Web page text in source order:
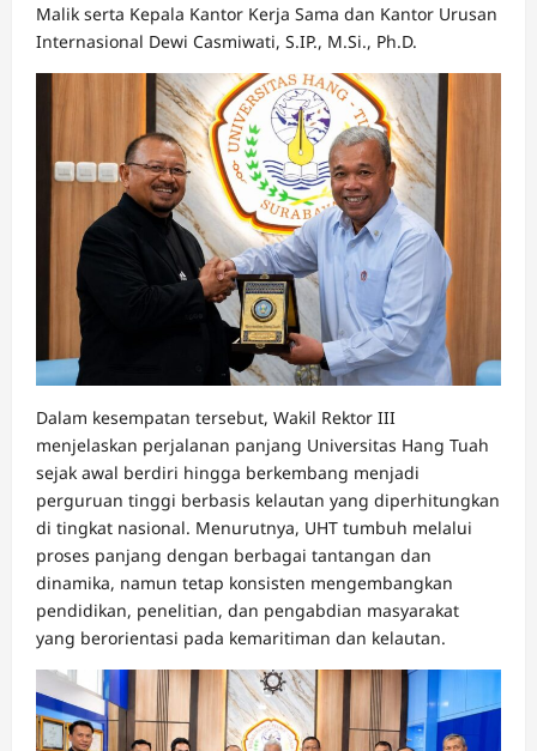
Malik serta Kepala Kantor Kerja Sama dan Kantor Urusan
Internasional Dewi Casmiwati, S.IP., M.Si., Ph.D.
Dalam kesempatan tersebut, Wakil Rektor III
menjelaskan perjalanan panjang Universitas Hang Tuah
sejak awal berdiri hingga berkembang menjadi
perguruan tinggi berbasis kelautan yang diperhitungkan
di tingkat nasional. Menurutnya, UHT tumbuh melalui
proses panjang dengan berbagai tantangan dan
dinamika, namun tetap konsisten mengembangkan
pendidikan, penelitian, dan pengabdian masyarakat
yang berorientasi pada kemaritiman dan kelautan.